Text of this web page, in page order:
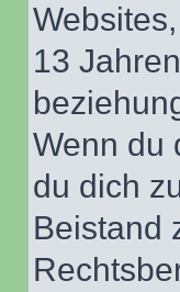
13
Wenn du
du dich
Beistand